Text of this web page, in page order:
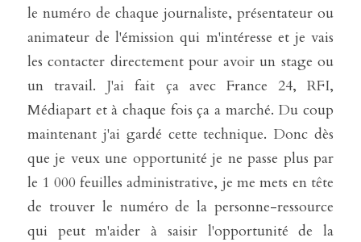
le numéro de chaque journaliste, présentateur ou
animateur de l'émission qui m'intéresse et je vais
les contacter directement pour avoir un stage ou
un travail. J'ai fait ça avec France 24, RFI,
Médiapart et à chaque fois ça a marché. Du coup
maintenant j'ai gardé cette technique. Donc dès
que je veux une opportunité je ne passe plus par
le 1 000 feuilles administrative, je me mets en tête
de trouver le numéro de la personne-ressource
qui peut m'aider à saisir l'opportunité de la